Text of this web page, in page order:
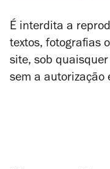
É interdita a
textos, fotografias
site, sob
sem a autorização